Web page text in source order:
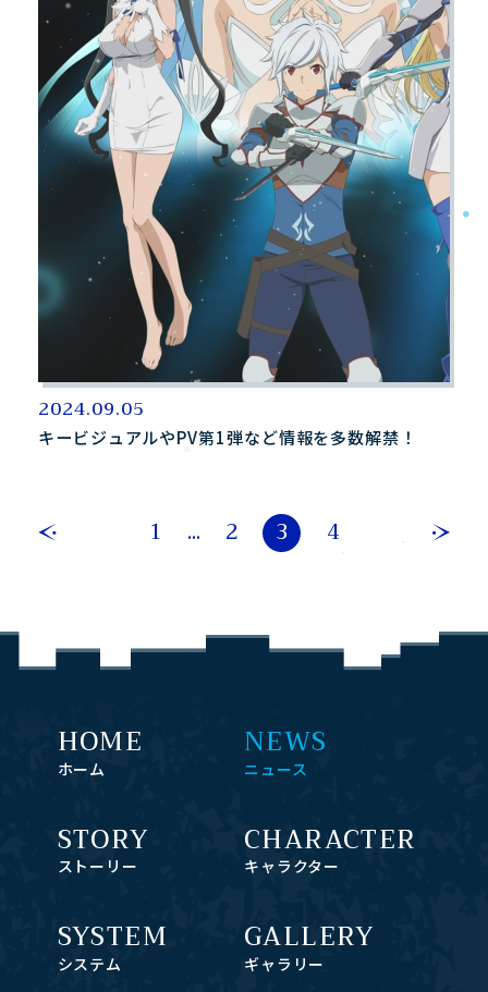
2024.09.05
キービジュアルやPV第1弾など情報を多数解禁！
1
- ... 2 3 4 -
HOME
ホーム
NEWS
ニュース
STORY
ストーリー
CHARACTER
キャラクター
SYSTEM
システム
GALLERY
ギャラリー